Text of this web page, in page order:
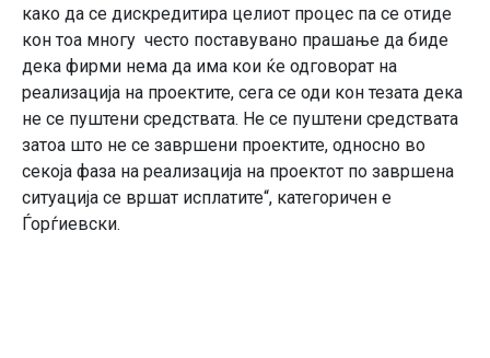
како да се дискредитира целиот процес па се отиде
кон тоа многу често поставувано прашање да биде
дека фирми нема да има кои ќе одговорат на
реализација на проектите, сега се оди кон тезата дека
не се пуштени средствата. Не се пуштени средствата
затоа што не се завршени проектите, односно во
секоја фаза на реализација на проектот по завршена
ситуација се вршат исплатите“, категоричен е
Ѓорѓиевски.